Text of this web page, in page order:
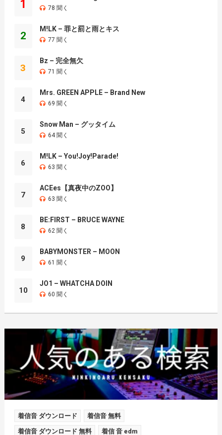
1 78 聞く
2
M!LK – 罪と罰と雨とキス
77 聞く
3
Bz – 完全無欠
71 聞く
4
Mrs. GREEN APPLE – Brand New
69 聞く
5
Snow Man – グッタイム
64 聞く
6
M!LK – You!Joy!Parade!
63 聞く
7
ACEes【真夜中のZOO】
63 聞く
8
BE:FIRST – BRUCE WAYNE
62 聞く
9
BABYMONSTER – MOON
61 聞く
10
JO1 – WHATCHA DOIN
60 聞く
着信音 ダウンロード 着信音 無料
着信音 ダウンロード 無料 着信 音 edm